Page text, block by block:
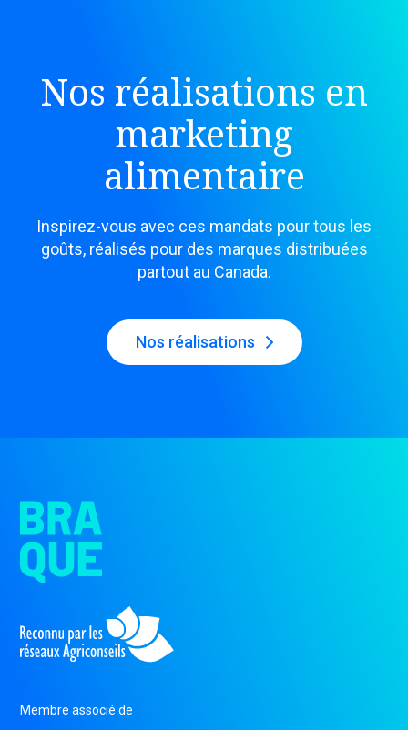
Nos réalisations en
marketing
alimentaire
Inspirez-vous avec ces mandats pour tous les
goûts, réalisés pour des marques distribuées
partout au Canada.
Nos réalisations
Membre associé de